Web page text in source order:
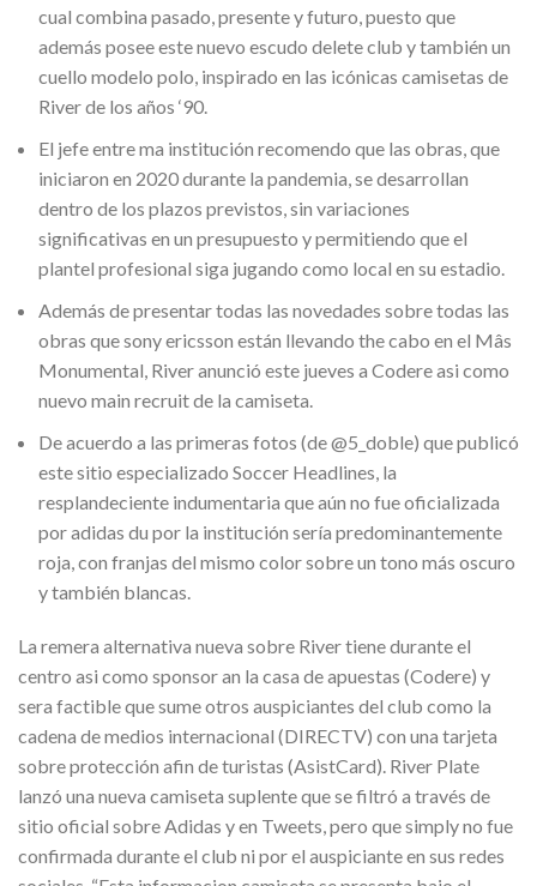
cual combina pasado, presente y futuro, puesto que
además posee este nuevo escudo delete club y también un
cuello modelo polo, inspirado en las icónicas camisetas de
River de los años ‘90.
El jefe entre ma institución recomendo que las obras, que
iniciaron en 2020 durante la pandemia, se desarrollan
dentro de los plazos previstos, sin variaciones
significativas en un presupuesto y permitiendo que el
plantel profesional siga jugando como local en su estadio.
Además de presentar todas las novedades sobre todas las
obras que sony ericsson están llevando the cabo en el Mâs
Monumental, River anunció este jueves a Codere asi como
nuevo main recruit de la camiseta.
De acuerdo a las primeras fotos (de @5_doble) que publicó
este sitio especializado Soccer Headlines, la
resplandeciente indumentaria que aún no fue oficializada
por adidas du por la institución sería predominantemente
roja, con franjas del mismo color sobre un tono más oscuro
y también blancas.
La remera alternativa nueva sobre River tiene durante el
centro asi como sponsor an la casa de apuestas (Codere) y
sera factible que sume otros auspiciantes del club como la
cadena de medios internacional (DIRECTV) con una tarjeta
sobre protección afin de turistas (AsistCard). River Plate
lanzó una nueva camiseta suplente que se filtró a través de
sitio oficial sobre Adidas y en Tweets, pero que simply no fue
confirmada durante el club ni por el auspiciante en sus redes